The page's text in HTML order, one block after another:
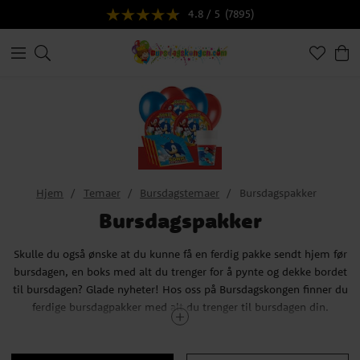
4.8 / 5 (7895)
Hjem Temaer Bursdagstemaer Bursdagspakker
Bursdagspakker
Skulle du også ønske at du kunne få en ferdig pakke sendt hjem før
bursdagen, en boks med alt du trenger for å pynte og dekke bordet
til bursdagen? Glade nyheter! Hos oss på Bursdagskongen finner du
ferdige bursdagpakker med alt du trenger til bursdagen din.
og ballonger med aktuelt tema for et antal gjester. Og vet du hva